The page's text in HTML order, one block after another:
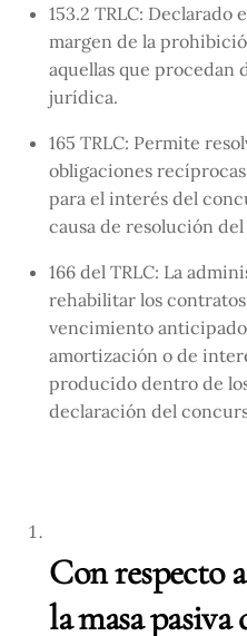
153.2 TRLC: Declarado
margen de la
aquellas que procedan
jurídica.
165 TRLC: Permite
obligaciones
para el interés del
causa de resolución
166 del TRLC: La
rehabilitar los
vencimiento
amortización o de
producido dentro de
declaración del
Con respecto
la masa pasiva